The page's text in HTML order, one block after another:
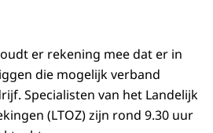
er rekening mee dat er in
die mogelijk verband
Specialisten van het Landelijk
(LTOZ) zijn rond 9.30 uur